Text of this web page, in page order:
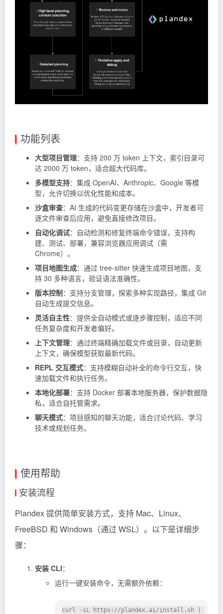
功能列表
大型项目管理：支持 200 万 token 上下文，索引目录可
达 2000 万 token，适合超大代码库。
多模型支持：集成 OpenAI、Anthropic、Google 等模
型，允许切换以优化性能和成本。
沙盒审查：AI 生成的代码变更存储在沙盒中，开发者可
逐文件审查后应用，避免直接修改项目。
自动化调试：自动检测和修复终端命令错误，支持构
建、测试、部署，兼容浏览器应用调试（需
Chrome）。
项目地图生成：通过 tree-sitter 快速生成项目地图，支
持 30 多种语言，验证语法准确性。
版本控制：支持分支管理，探索多种实现路径，集成 Git
自动生成提交信息。
灵活自主性：提供全自动模式或逐步骤控制，适应不同
任务复杂度和开发者偏好。
上下文管理：通过终端精确加载文件或目录，自动更新
上下文，确保模型获取最新代码。
REPL 交互模式：支持模糊自动补全的命令行交互，快
速加载文件和执行任务。
本地化部署：支持 Docker 部署本地服务器，保护数据隐
私，适合自托管需求。
聊天模式：项目感知的聊天功能，适合讨论代码、学习
技术或规划任务。
使用帮助
安装流程
Plandex 提供简单安装方式，支持 Mac、Linux、
FreeBSD 和 Windows（通过 WSL）。以下是详细步
骤：
安装 CLI：
运行一键安装命令，无需额外依赖：
curl -sL https://plandex.ai/install.sh |